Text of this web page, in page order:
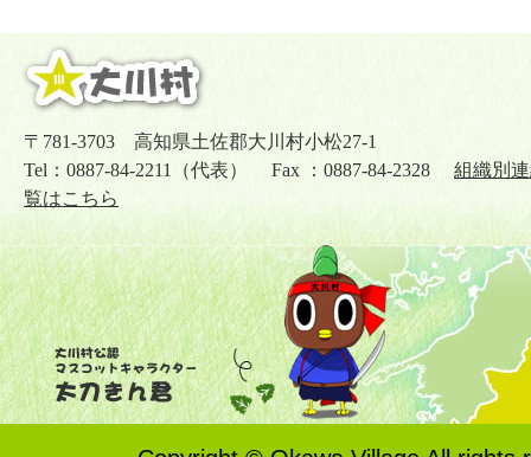
〒781-3703 高知県土佐郡大川村小松27-1
Tel：0887-84-2211（代表） Fax ：0887-84-2328 組織別
覧はこちら